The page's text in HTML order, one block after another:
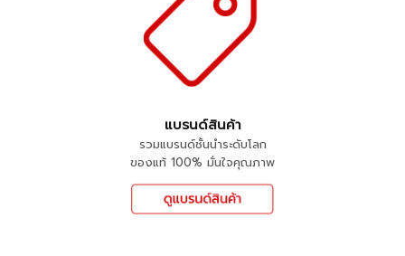
แบรนด์สินค้า
รวมแบรนด์ชั้นนำระดับโลก
ของแท้ 100% มั่นใจคุณภาพ